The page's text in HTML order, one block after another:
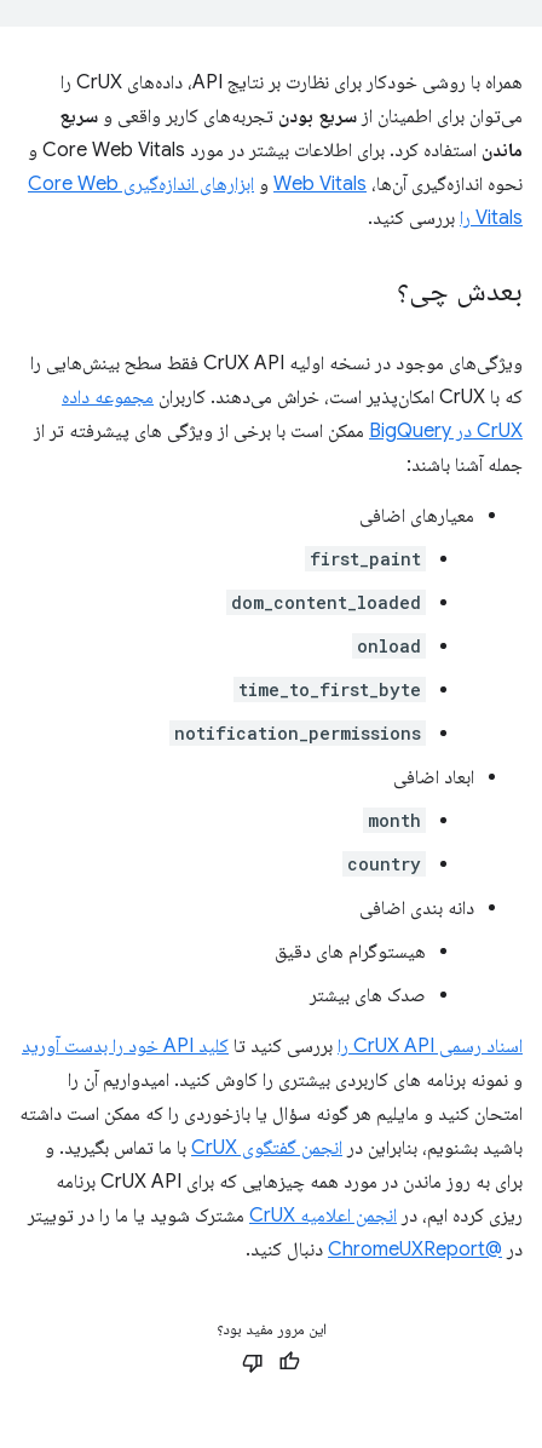
همراه با روشی خودکار برای نظارت بر نتایج API، داده‌های CrUX را
می‌توان برای اطمینان از سریع بودن تجربه‌های کاربر واقعی و سریع
ماندن
استفاده کرد. برای اطلاعات بیشتر در مورد Core Web Vitals و
نحوه اندازه‌گیری آن‌ها، Web Vitals و
ابزارهای اندازه‌گیری Core Web
Vitals را
بررسی کنید.
بعدش چی؟
ویژگی‌های موجود در نسخه اولیه CrUX API فقط سطح بینش‌هایی را
که با CrUX امکان‌پذیر است، خراش می‌دهند. کاربران
مجموعه داده
CrUX در BigQuery
ممکن است با برخی از ویژگی های پیشرفته تر از
جمله آشنا باشند:
معیارهای اضافی
first_paint
dom_content_loaded
onload
time_to_first_byte
notification_permissions
ابعاد اضافی
month
country
دانه بندی اضافی
هیستوگرام های دقیق
صدک های بیشتر
اسناد رسمی CrUX API را بررسی کنید تا کلید API خود را بدست آورید
و نمونه برنامه های کاربردی بیشتری را کاوش کنید. امیدواریم آن را
امتحان کنید و مایلیم هر گونه سؤال یا بازخوردی را که ممکن است داشته
باشید بشنویم، بنابراین در انجمن گفتگوی CrUX
با ما تماس بگیرید. و
برای به روز ماندن در مورد همه چیزهایی که برای CrUX API برنامه
ریزی کرده ایم، در انجمن اعلامیه CrUX
مشترک شوید یا ما را در توییتر
در @ChromeUXReport دنبال کنید.
این مرور مفید بود؟